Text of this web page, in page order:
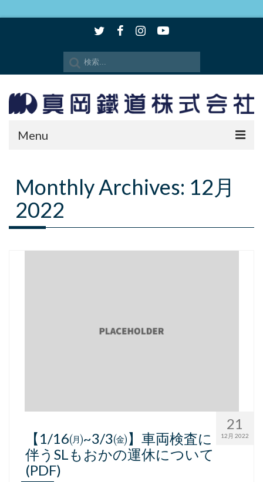
Menu
SLもおか
SLキューロク館
Monthly Archives: 12月
2022
21
12月 2022
【1/16㈪~3/3㈮】車両検査に
伴うSLもおかの運休について
(PDF)